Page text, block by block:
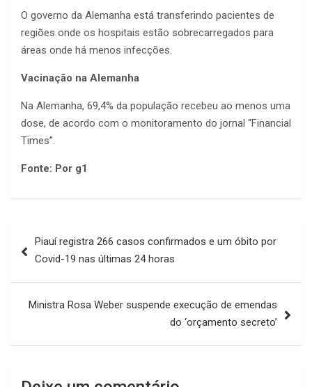
O governo da Alemanha está transferindo pacientes de
regiões onde os hospitais estão sobrecarregados para
áreas onde há menos infecções.
Vacinação na Alemanha
Na Alemanha, 69,4% da população recebeu ao menos uma
dose, de acordo com o monitoramento do jornal “Financial
Times”.
Fonte: Por g1
de
Piauí registra 266 casos confirmados e um óbito por
Covid-19 nas últimas 24 horas
Ministra Rosa Weber suspende execução de emendas
do ‘orçamento secreto’